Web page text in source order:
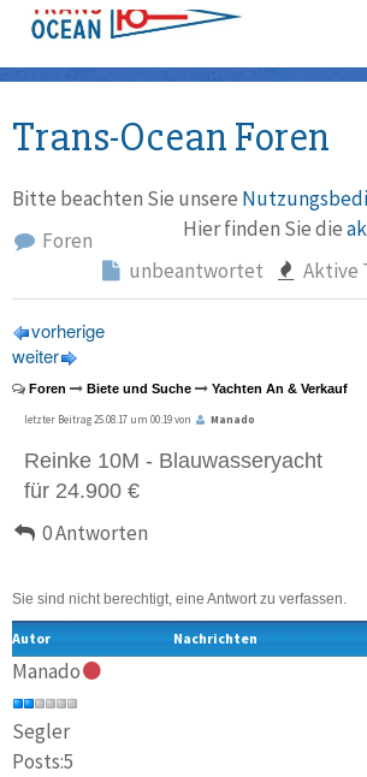
Trans-Ocean Foren
Bitte beachten Sie unsere
Hier finden Sie die
Foren
unbeantwortet
Aktive
vorherige
weiter
Foren Biete und Suche Yachten An & Verkauf
letzter Beitrag 25.08.17 um 00:19 von Manado
Reinke 10M - Blauwasseryacht
für 24.900 €
0 Antworten
Sie sind nicht berechtigt, eine Antwort zu verfassen.
Autor Nachrichten
Manado
Segler
Posts:5